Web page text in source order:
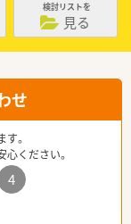
検討リストを
見る
せ
。
心ください。
4